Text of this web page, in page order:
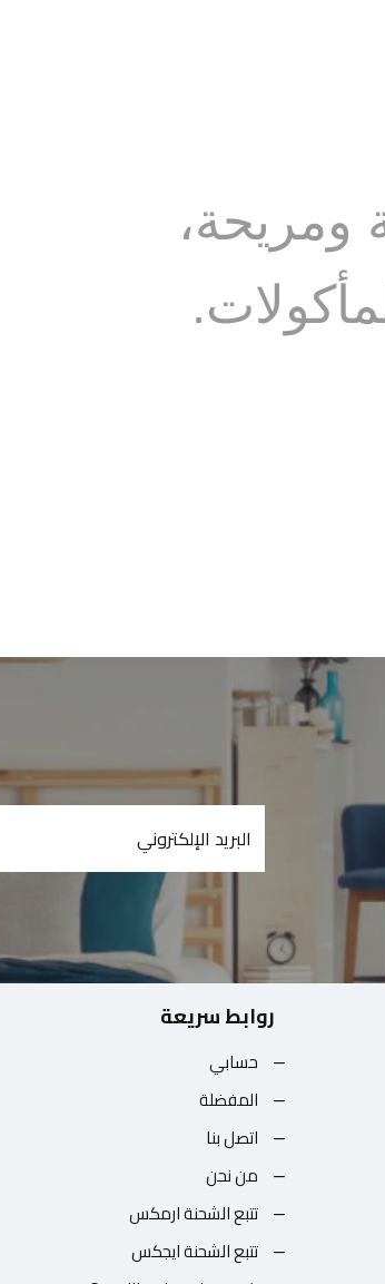
ومريحة،
روابط سريعة
حسابي
المفضلة
اتصل بنا
من نحن
تتبع الشحنة ارمكس
تتبع الشحنة ايجكس